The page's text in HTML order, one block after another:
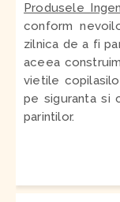
Produsele
conform
zilnica de a fi
aceea
vietile
pe siguranta si
parintilor.